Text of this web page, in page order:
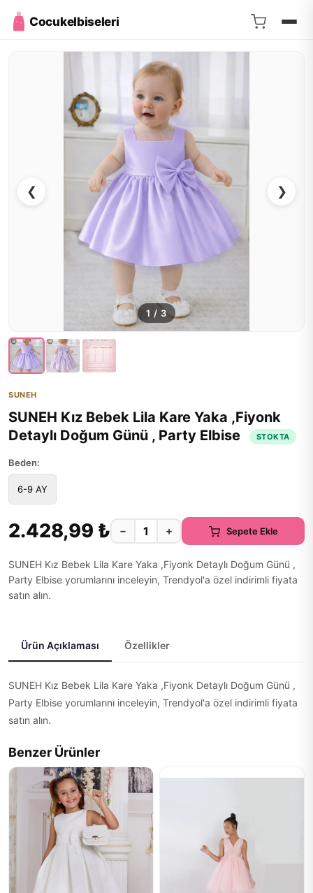
Cocukelbiseleri
❮ ❯
1 / 3
SUNEH
SUNEH Kız Bebek Lila Kare Yaka ,Fiyonk
Detaylı Doğum Günü , Party Elbise
STOKTA
Beden:
6-9 AY
2.428,99 ₺ − + Sepete Ekle
SUNEH Kız Bebek Lila Kare Yaka ,Fiyonk Detaylı Doğum Günü ,
Party Elbise yorumlarını inceleyin, Trendyol'a özel indirimli fiyata
satın alın.
Ürün Açıklaması Özellikler
SUNEH Kız Bebek Lila Kare Yaka ,Fiyonk Detaylı Doğum Günü ,
Party Elbise yorumlarını inceleyin, Trendyol'a özel indirimli fiyata
satın alın.
Benzer Ürünler